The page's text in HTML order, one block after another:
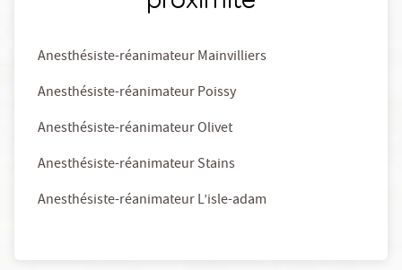
Anesthésiste-réanimateur Mainvilliers
Anesthésiste-réanimateur Poissy
Anesthésiste-réanimateur Olivet
Anesthésiste-réanimateur Stains
Anesthésiste-réanimateur L’isle-adam